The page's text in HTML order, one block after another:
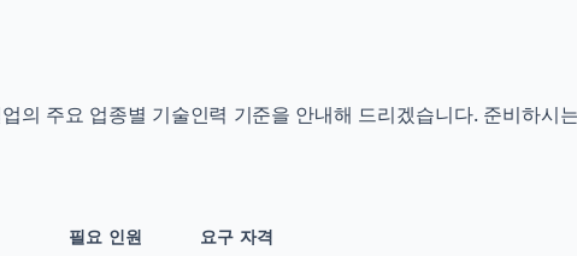
의 주요 업종별 기술인력 기준을 안내해 드리겠습니다. 준비하시
필요 인원 요구 자격